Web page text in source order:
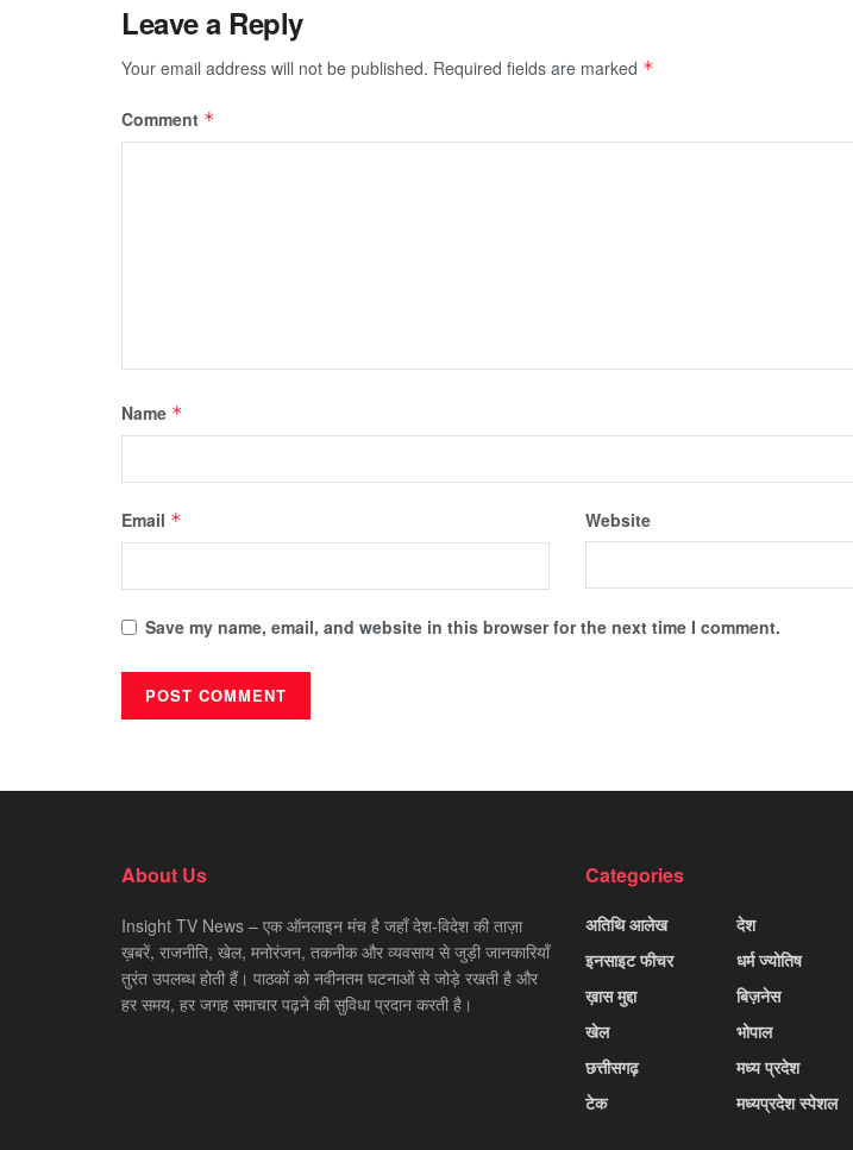
Leave a Reply
Your email address will not be published. Required fields are marked *
Comment *
Name *
Email * Website
Save my name, email, and website in this browser for the next time I comment.
About Us
Insight TV News – एक ऑनलाइन मंच है जहाँ देश-विदेश की ताज़ा
ख़बरें, राजनीति, खेल, मनोरंजन, तकनीक और व्यवसाय से जुड़ी जानकारियाँ
तुरंत उपलब्ध होती हैं। पाठकों को नवीनतम घटनाओं से जोड़े रखती है और
हर समय, हर जगह समाचार पढ़ने की सुविधा प्रदान करती है।
Categories
अतिथि आलेख
इनसाइट फीचर
ख़ास मुद्दा
खेल
छत्तीसगढ़
टेक
देश
धर्म ज्योतिष
बिज़नेस
भोपाल
मध्य प्रदेश
मध्यप्रदेश स्पेशल